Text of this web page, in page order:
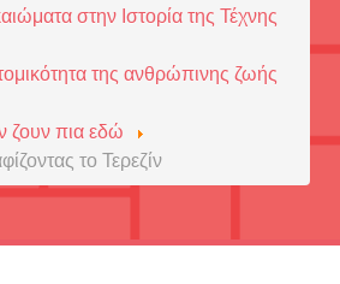
στην Ιστορία της Τέχνης
της ανθρώπινης ζωής
ζουν πια εδώ
το Τερεζίν